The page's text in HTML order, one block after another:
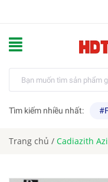
Tìm kiếm nhiều nhất:
Trang chủ / Cadiazith